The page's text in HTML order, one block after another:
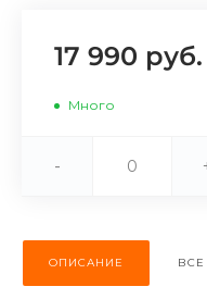
8
17 990 руб.
Много
-
ОПИСАНИЕ ВСЕ